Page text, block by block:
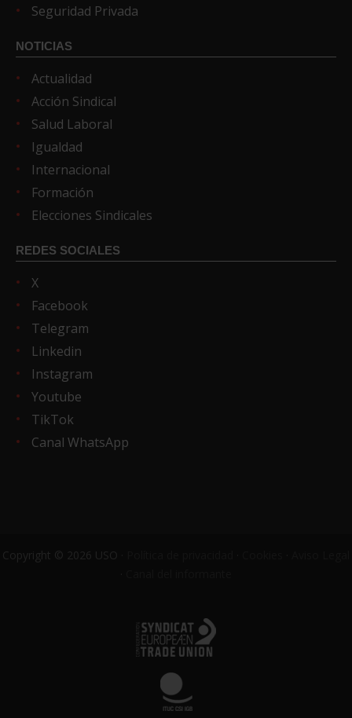
Seguridad Privada
NOTICIAS
Actualidad
Acción Sindical
Salud Laboral
Igualdad
Internacional
Formación
Elecciones Sindicales
REDES SOCIALES
X
Facebook
Telegram
Linkedin
Instagram
Youtube
TikTok
Canal WhatsApp
Copyright © 2026 USO ·